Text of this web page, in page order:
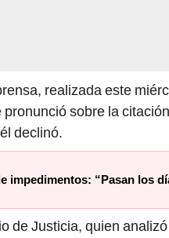
realizada este
sobre la
declinó.
impedimentos: “Pasan los
de Justicia, quien